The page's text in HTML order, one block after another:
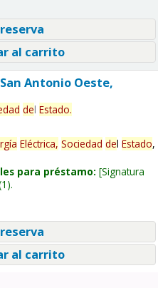
al carrito
Antonio Oeste,
del Estado.
Eléctrica, Sociedad del Estado,
para préstamo: Signatura
al carrito